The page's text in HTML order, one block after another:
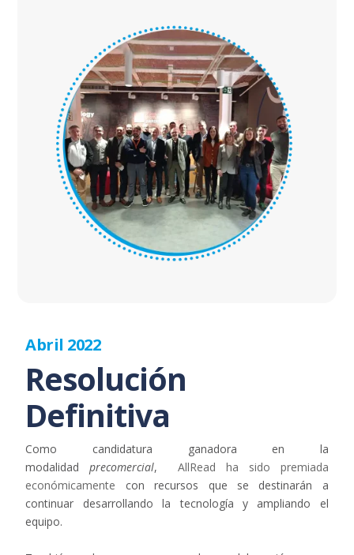
Abril 2022
Resolución
Definitiva
Como candidatura ganadora en la
modalidadprecomercial,AllRead ha sido premiada
económicamente con recursos que se destinarán a
continuar desarrollando la tecnología y ampliando el
equipo.